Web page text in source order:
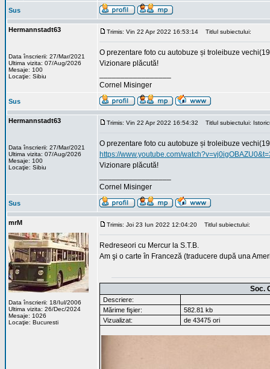
Sus
Hermannstadt63
Data înscrierii: 27/Mar/2021
Ultima vizita: 07/Aug/2026
Mesaje: 100
Locaţie: Sibiu
Trimis: Vin 22 Apr 2022 16:53:14 Titlul subiectului:
O prezentare foto cu autobuze și troleibuze
Vizionare plăcută!
Cornel Misinger
Sus
Hermannstadt63
Data înscrierii: 27/Mar/2021
Ultima vizita: 07/Aug/2026
Mesaje: 100
Locaţie: Sibiu
Trimis: Vin 22 Apr 2022 16:54:32 Titlul subiectului:
O prezentare foto cu autobuze și troleibuze
https://www.youtube.com/
Vizionare plăcută!
Cornel Misinger
Sus
mrM
Data înscrierii: 18/Iul/2006
Ultima vizita: 26/Dec/2024
Mesaje: 1026
Locaţie: Bucuresti
Trimis: Joi 23 Iun 2022 12:04:20 Titlul subiectului:
Redreseori cu Mercur la S.T.B.
Am şi o carte în Franceză (traducere după una
Soc.
Descriere:
Mărime fişier:
582.81 kb
Vizualizat:
de 43475 ori